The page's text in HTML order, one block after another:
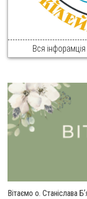
Вся
Вітаємо о. Станіслава